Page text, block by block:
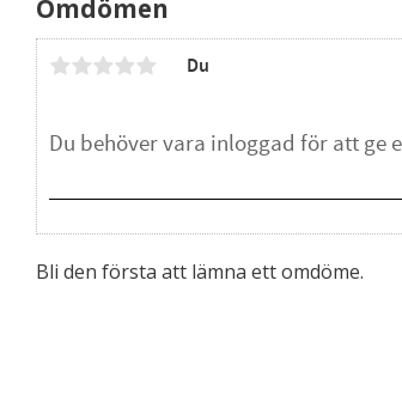
Omdömen
Du
Bli den första att lämna ett omdöme.